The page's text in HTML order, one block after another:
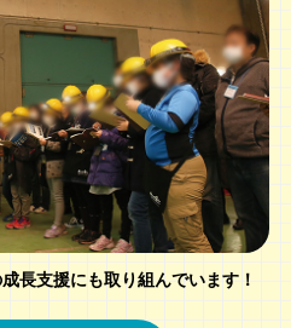
長支援にも取り組んでいます！